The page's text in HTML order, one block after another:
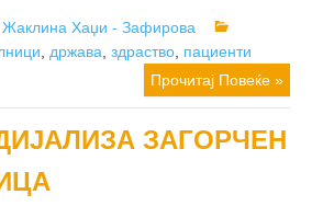
Author
Жаклина Хаџи - Зафирова
држава здраство пациенти
Прочитај Повеќе »
ЗАГОРЧЕН